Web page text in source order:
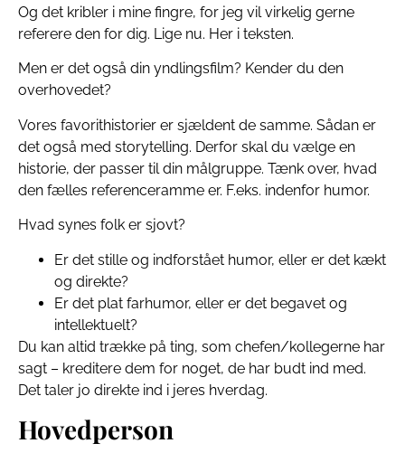
Og det kribler i mine fingre, for jeg vil virkelig gerne
referere den for dig. Lige nu. Her i teksten.
Men er det også din yndlingsfilm? Kender du den
overhovedet?
Vores favorithistorier er sjældent de samme. Sådan er
det også med storytelling. Derfor skal du vælge en
historie, der passer til din målgruppe. Tænk over, hvad
den fælles referenceramme er. F.eks. indenfor humor.
Hvad synes folk er sjovt?
Er det stille og indforstået humor, eller er det kækt
og direkte?
Er det plat farhumor, eller er det begavet og
intellektuelt?
Du kan altid trække på ting, som chefen/kollegerne har
sagt – kreditere dem for noget, de har budt ind med.
Det taler jo direkte ind i jeres hverdag.
Hovedperson